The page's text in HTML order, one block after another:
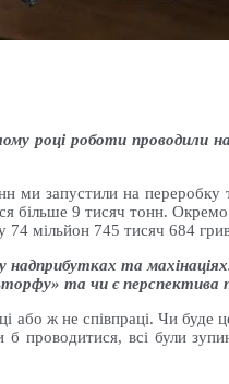
році роботи
запустили на переробку
9 тисяч тонн. Окремо
мільйон 745 тисяч 684
та
та чи є перспектива
ж не співпраці. Чи буде
проводитися, всі були